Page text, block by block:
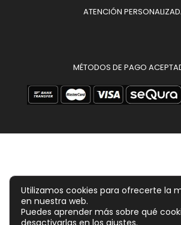
ATENCIÓN
MÉTODOS DE PAGO
Utilizamos cookies para ofrecerte la
en nuestra web.
Puedes aprender más sobre qué
desactivarlas en los ajustes.